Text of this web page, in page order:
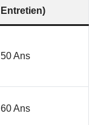
Entretien)
50 Ans
60 Ans